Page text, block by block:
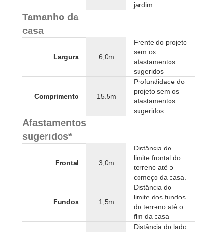
jardim
Tamanho da
casa
Largura 6,0m
Frente do projeto
sem os
afastamentos
sugeridos
Comprimento 15,5m
Profundidade do
projeto sem os
afastamentos
sugeridos
Afastamentos
sugeridos*
Frontal 3,0m
Distância do
limite frontal do
terreno até o
começo da casa.
Fundos 1,5m
Distância do
limite dos fundos
do terreno até o
fim da casa.
Distância do lado